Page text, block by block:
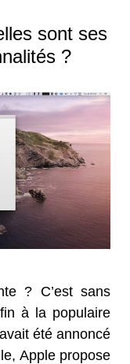
sont ses
?
? C’est sans
à la populaire
été annoncé
Apple propose